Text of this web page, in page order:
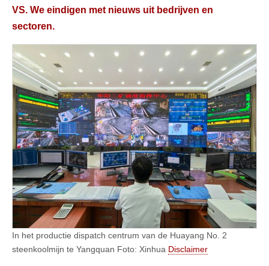
VS. We eindigen met nieuws uit bedrijven en
sectoren.
In het productie dispatch centrum van de Huayang No. 2
steenkoolmijn te Yangquan Foto: Xinhua Disclaimer